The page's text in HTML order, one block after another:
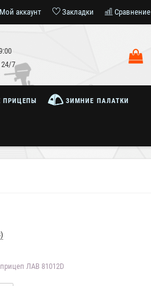
Мой аккаунт Закладки Сравнение
24/7
ПРИЦЕПЫ ЗИМНИЕ ПАЛАТКИ
ЛАВ 81012D